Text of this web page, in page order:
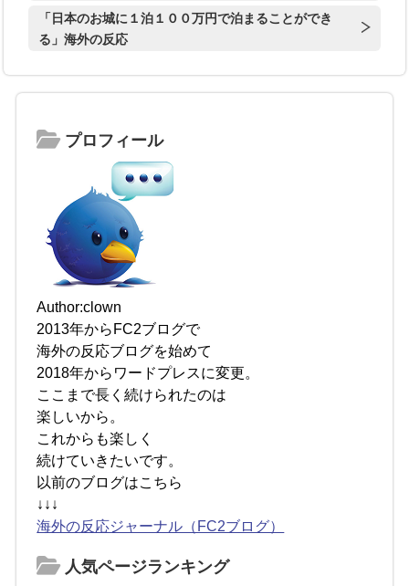
「日本のお城に１泊１００万円で泊まることができ
る」海外の反応
プロフィール
Author:clown
2013年からFC2ブログで
海外の反応ブログを始めて
2018年からワードプレスに変更。
ここまで長く続けられたのは
楽しいから。
これからも楽しく
続けていきたいです。
以前のブログはこちら
↓↓↓
海外の反応ジャーナル（FC2ブログ）
人気ページランキング